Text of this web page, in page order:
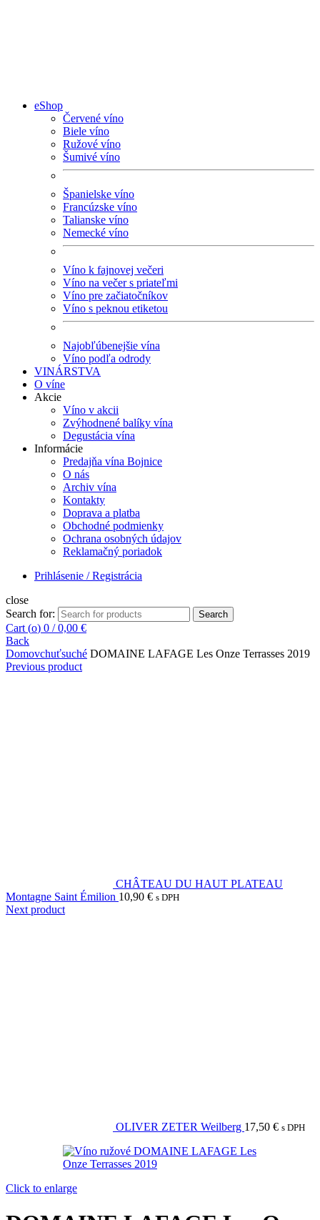
eShop
Červené víno
Biele víno
Ružové víno
Šumivé víno
Španielske víno
Francúzske víno
Talianske víno
Nemecké víno
Víno k fajnovej večeri
Víno na večer s priateľmi
Víno pre začiatočníkov
Víno s peknou etiketou
Najobľúbenejšie vína
Víno podľa odrody
VINÁRSTVA
O víne
Akcie
Víno v akcii
Zvýhodnené balíky vína
Degustácia vína
Informácie
Predajňa vína Bojnice
O nás
Archiv vína
Kontakty
Doprava a platba
Obchodné podmienky
Ochrana osobných údajov
Reklamačný poriadok
Prihlásenie / Registrácia
close
Search for:
Search
Cart (o) 0 / 0,00 €
Back
Domovchuťsuché DOMAINE LAFAGE Les Onze Terrasses 2019
Previous product
CHÂTEAU DU HAUT PLATEAU
Montagne Saint Émilion 10,90 € s DPH
Next product
OLIVER ZETER Weilberg 17,50 € s DPH
Click to enlarge